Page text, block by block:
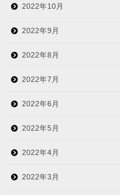
2022年10月
2022年9月
2022年8月
2022年7月
2022年6月
2022年5月
2022年4月
2022年3月